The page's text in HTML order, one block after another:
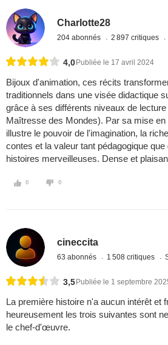
Charlotte28
204 abonnés 2 897 critiques
4,0 Publiée le 17 avril 2024
Bijoux d'animation, ces récits
traditionnels dans une visée didactique
grâce à ses différents niveaux de
Maîtresse des Mondes). Par sa mise
illustre le pouvoir de l'imagination, la
contes et la valeur tant pédagogique
histoires merveilleuses. Dense et
0 0
cineccita
63 abonnés 1 508 critiques
3,5 Publiée le 1 septembre
La première histoire n'a aucun intérêt et
heureusement les trois suivantes sont
le chef-d'œuvre.